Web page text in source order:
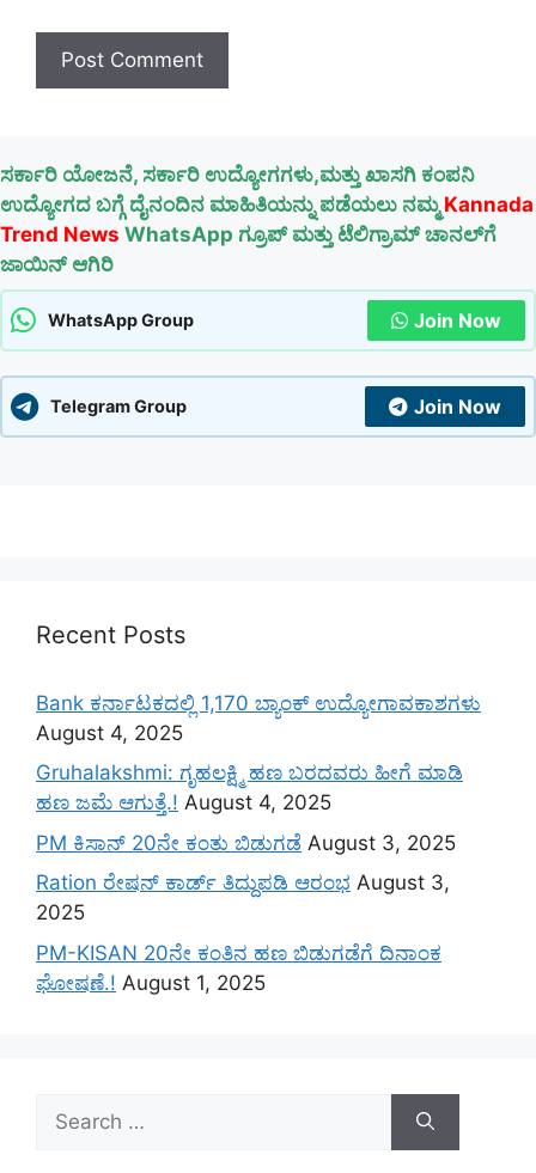
ಸರ್ಕಾರಿ ಯೋಜನೆ, ಸರ್ಕಾರಿ ಉದ್ಯೋಗಗಳು,ಮತ್ತು ಖಾಸಗಿ ಕಂಪನಿ
ಉದ್ಯೋಗದ ಬಗ್ಗೆ ದೈನಂದಿನ ಮಾಹಿತಿಯನ್ನು ಪಡೆಯಲು ನಮ್ಮ Kannada
Trend News WhatsApp ಗ್ರೂಪ್ ಮತ್ತು ಟೆಲಿಗ್ರಾಮ್ ಚಾನಲ್‌ಗೆ
ಜಾಯಿನ್ ಆಗಿರಿ
WhatsApp Group Join Now
Telegram Group Join Now
Recent Posts
Bank ಕರ್ನಾಟಕದಲ್ಲಿ 1,170 ಬ್ಯಾಂಕ್ ಉದ್ಯೋಗಾವಕಾಶಗಳು
August 4, 2025
Gruhalakshmi: ಗೃಹಲಕ್ಷ್ಮಿ ಹಣ ಬರದವರು ಹೀಗೆ ಮಾಡಿ
ಹಣ ಜಮೆ‌ ಆಗುತ್ತೆ.! August 4, 2025
PM ಕಿಸಾನ್ 20ನೇ ಕಂತು ಬಿಡುಗಡೆ August 3, 2025
Ration ರೇಷನ್ ಕಾರ್ಡ್ ತಿದ್ದುಪಡಿ ಆರಂಭ August 3,
2025
PM-KISAN 20ನೇ ಕಂತಿನ ಹಣ ಬಿಡುಗಡೆಗೆ ದಿನಾಂಕ
ಘೋಷಣೆ.! August 1, 2025
for: